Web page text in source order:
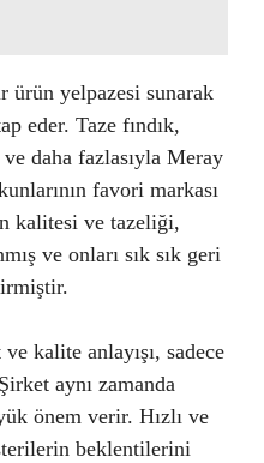
ürün yelpazesi sunarak
eder. Taze fındık,
daha fazlasıyla Meray
favori markası
kalitesi ve tazeliği,
ve onları sık sık geri
kalite anlayışı, sadece
aynı zamanda
önem verir. Hızlı ve
beklentilerini